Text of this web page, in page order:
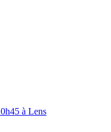
à Lens